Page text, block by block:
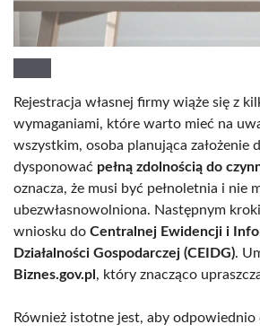
Rejestracja własnej firmy wiąże się z
wymaganiami, które warto mieć na
wszystkim, osoba planująca założenie
dysponować pełną zdolnością do
oznacza, że musi być pełnoletnia i nie
ubezwłasnowolniona. Następnym
wniosku do Centralnej Ewidencji i
Działalności Gospodarczej (CEIDG).
Biznes.gov.pl , który znacząco
Również istotne jest, aby odpowiednio